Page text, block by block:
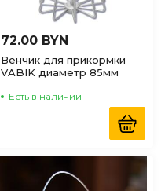
72.00 BYN
Венчик для прикормки
VABIK диаметр 85мм
Есть в наличии